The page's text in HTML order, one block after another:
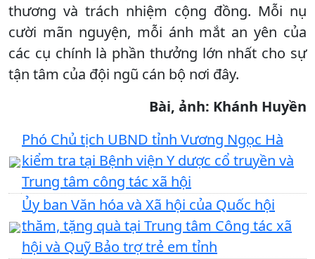
thương và trách nhiệm cộng đồng. Mỗi nụ
cười mãn nguyện, mỗi ánh mắt an yên của
các cụ chính là phần thưởng lớn nhất cho sự
tận tâm của đội ngũ cán bộ nơi đây.
Bài, ảnh: Khánh Huyền
Phó Chủ tịch UBND tỉnh Vương Ngọc Hà
kiểm tra tại Bệnh viện Y dược cổ truyền và
Trung tâm công tác xã hội
Ủy ban Văn hóa và Xã hội của Quốc hội
thăm, tặng quà tại Trung tâm Công tác xã
hội và Quỹ Bảo trợ trẻ em tỉnh